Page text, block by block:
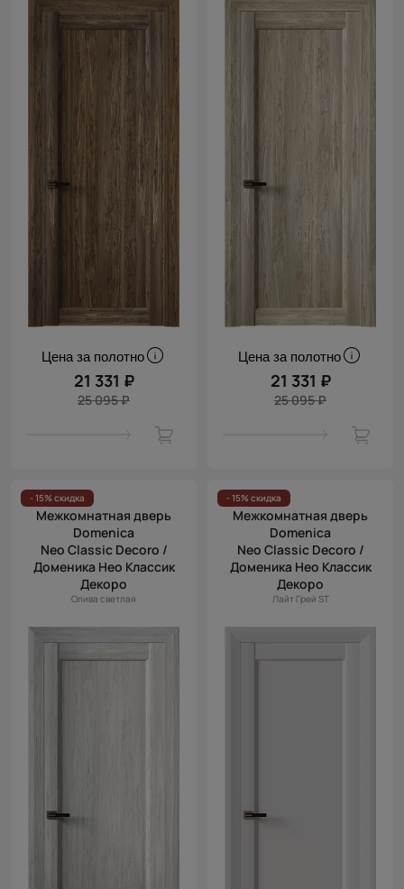
Цена за полотно
21 331 ₽
25 095 ₽
Цена за полотно
21 331 ₽
25 095 ₽
- 15% скидка
Межкомнатная дверь
Domenica
Neo Classic Decoro /
Доменика Нео Классик
Декоро
Олива светлая
- 15% скидка
Межкомнатная дверь
Domenica
Neo Classic Decoro /
Доменика Нео Классик
Декоро
Лайт Грей ST